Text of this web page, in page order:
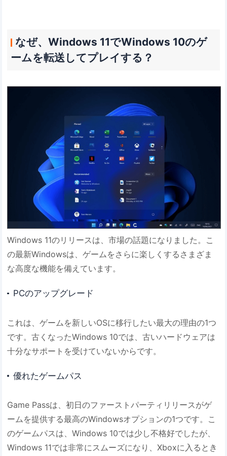
なぜ、Windows 11でWindows 10のゲ
ームを転送してプレイする？
Windows 11のリリースは、市場の話題になりました。こ
の最新Windowsは、ゲームをさらに楽しくするさまざま
な高度な機能を備えています。
PCのアップグレード
これは、ゲームを新しいOSに移行したい最大の理由の1つ
です。古くなったWindows 10では、古いハードウェアは
十分なサポートを受けていないからです。
優れたゲームパス
Game Passは、初日のファーストパーティリリースがゲ
ームを提供する最高のWindowsオプションの1つです。こ
のゲームパスは、Windows 10では少し不格好でしたが、
Windows 11では非常にスムーズになり、Xboxに入るとき